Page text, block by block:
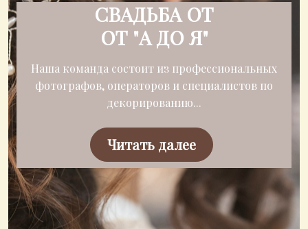
СВАДЬБА ОТ
ОТ "А ДО Я"
Наша команда состоит из профессиональных
фотографов, операторов и специалистов по
декорированию...
Читать далее